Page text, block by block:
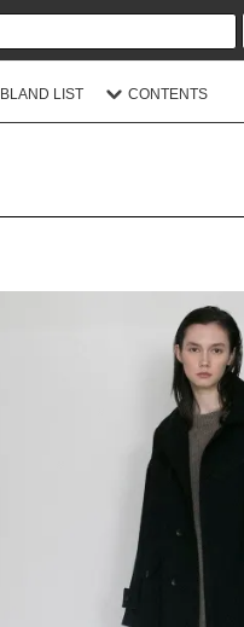
BLAND LIST CONTENTS